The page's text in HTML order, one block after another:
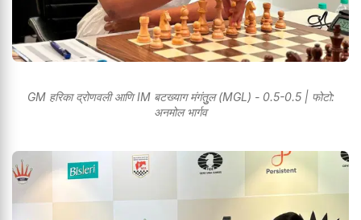
GM हरिका द्रोणवली आणि IM बटख्याग मंगंतुुल (MGL) - 0.5-0.5 | फोटो:
अनमोल भार्गव